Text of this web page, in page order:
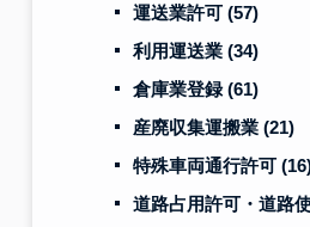
運送業許可 (57)
利用運送業 (34)
倉庫業登録(61)
産廃収集運搬業 (21)
特殊車両通行許可
道路占用許可・道路